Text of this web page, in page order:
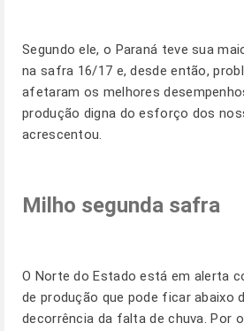
Segundo ele, o Paraná teve sua
na safra 16/17 e, desde então,
afetaram os melhores
produção digna do esforço dos
acrescentou.
Milho segunda safra
O Norte do Estado está em alerta
de produção que pode ficar abaixo
decorrência da falta de chuva. Por